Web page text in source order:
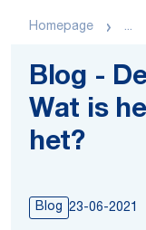
Homepage ...
Blog -
Wat is
het?
Blog 23-06-2021